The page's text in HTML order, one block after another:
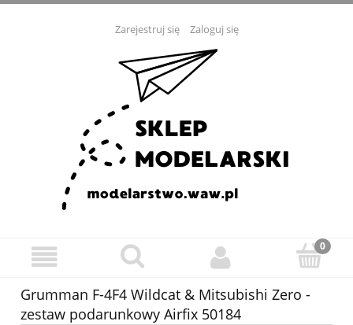
Zarejestruj się Zaloguj się
Grumman F-4F4 Wildcat & Mitsubishi Zero -
zestaw podarunkowy Airfix 50184